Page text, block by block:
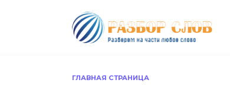
ГЛАВНАЯ СТРАНИЦА